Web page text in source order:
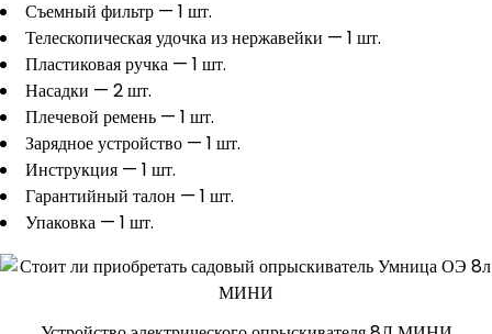
Съемный фильтр — 1 шт.
Телескопическая удочка из нержавейки — 1 шт.
Пластиковая ручка — 1 шт.
Насадки — 2 шт.
Плечевой ремень — 1 шт.
Зарядное устройство — 1 шт.
Инструкция — 1 шт.
Гарантийный талон — 1 шт.
Упаковка — 1 шт.